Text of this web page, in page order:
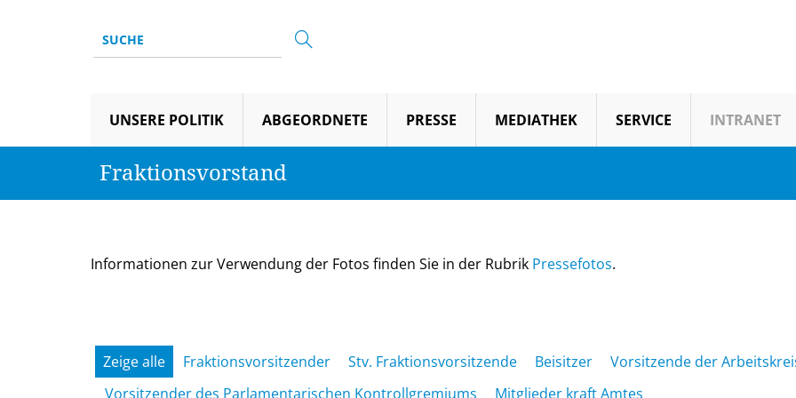
UNSERE POLITIK ABGEORDNETE PRESSE MEDIATHEK SERVICE INTRANET
Fraktionsvorstand
Informationen zur Verwendung der Fotos finden Sie in der Rubrik Pressefotos.
Zeige alle Fraktionsvorsitzender Stv. Fraktionsvorsitzende Beisitzer
Vorsitzende der
Vorsitzender des Parlamentarischen Kontrollgremiums
Mitglieder kraft Amtes